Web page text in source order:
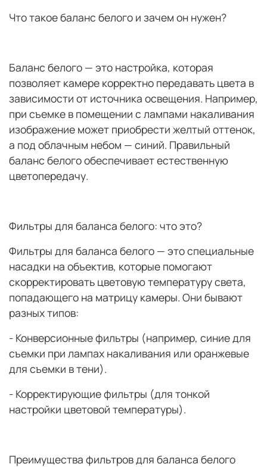
Что такое баланс белого и зачем он нужен?
Баланс белого — это настройка, которая
позволяет камере корректно передавать цвета в
зависимости от источника освещения. Например,
при съемке в помещении с лампами накаливания
изображение может приобрести желтый оттенок,
а под облачным небом — синий. Правильный
баланс белого обеспечивает естественную
цветопередачу.
Фильтры для баланса белого: что это?
Фильтры для баланса белого — это специальные
насадки на объектив, которые помогают
скорректировать цветовую температуру света,
попадающего на матрицу камеры. Они бывают
разных типов:
- Конверсионные фильтры (например, синие для
съемки при лампах накаливания или оранжевые
для съемки в тени).
- Корректирующие фильтры (для тонкой
настройки цветовой температуры).
Преимущества фильтров для баланса белого